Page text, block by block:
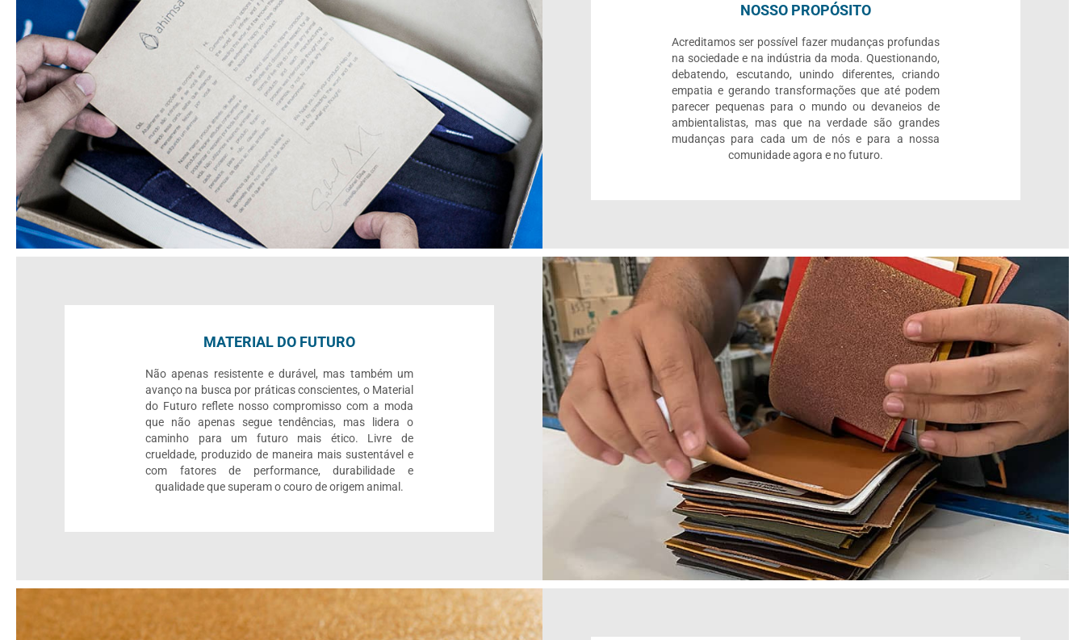
NOSSO PROPÓSITO
Acreditamos ser possível fazer mudanças profundas
na sociedade e na indústria da moda. Questionando,
debatendo, escutando, unindo diferentes, criando
empatia e gerando transformações que até podem
parecer pequenas para o mundo ou devaneios de
ambientalistas, mas que na verdade são grandes
mudanças para cada um de nós e para a nossa
comunidade agora e no futuro.
MATERIAL DO FUTURO
Não apenas resistente e durável, mas também um
avanço na busca por práticas conscientes, o Material
do Futuro reflete nosso compromisso com a moda
que não apenas segue tendências, mas lidera o
caminho para um futuro mais ético. Livre de
crueldade, produzido de maneira mais sustentável e
com fatores de performance, durabilidade e
qualidade que superam o couro de origem animal.